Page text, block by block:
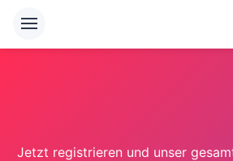
Jetzt registrieren und unser